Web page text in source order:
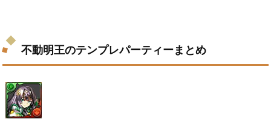
不動明王のテンプレパーティーまとめ